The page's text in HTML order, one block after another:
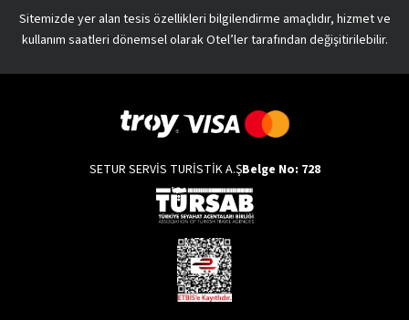
Sitemizde yer alan tesis özellikleri bilgilendirme amaçlıdır, hizmet ve
kullanım saatleri dönemsel olarak Otel’ler tarafından değişitirilebilir.
SETUR SERVİS TURİSTİK A.ŞBelge No: 728